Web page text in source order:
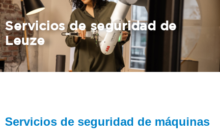
Servicios de seguridad de
Leuze
Servicios de seguridad de máquinas